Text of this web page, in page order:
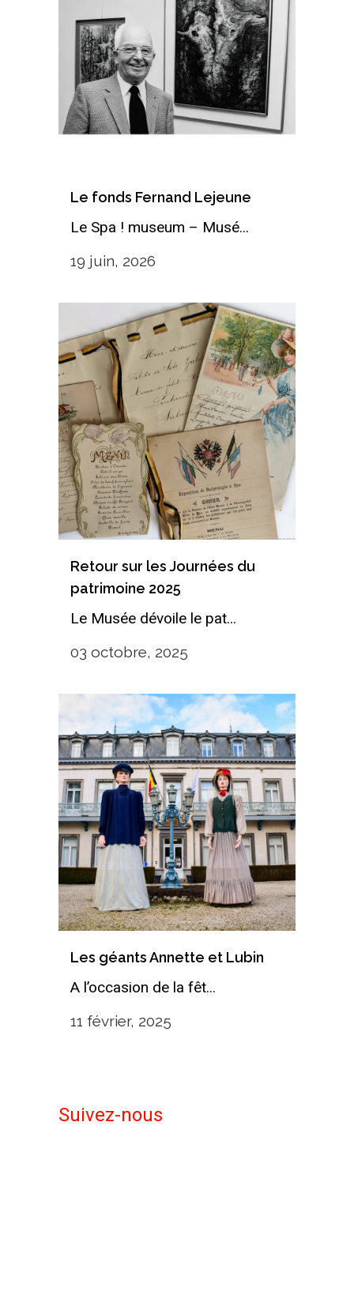
Le fonds Fernand Lejeune
Le Spa ! museum – Musé...
19 juin, 2026
Retour sur les Journées du
patrimoine 2025
Le Musée dévoile le pat...
03 octobre, 2025
Les géants Annette et Lubin
A l’occasion de la fêt...
11 février, 2025
Suivez-nous